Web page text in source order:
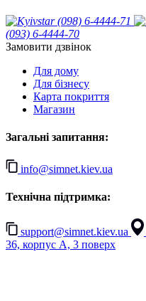
(098) 6-4444-71
(093) 6-4444-70
Замовити дзвінок
Для дому
Для бізнесу
Карта покриття
Магазин
Загальні запитання:
info@simnet.kiev.ua
Технічна підтримка:
support@simnet.kiev.ua
36, корпус А, 3 поверх